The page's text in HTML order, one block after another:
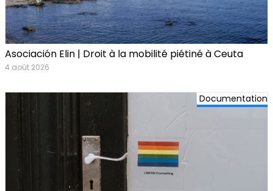
Asociación Elin | Droit à la mobilité piétiné à Ceuta
4 août 2026
Documentation